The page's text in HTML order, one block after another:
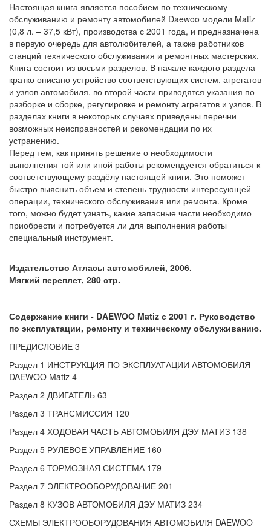
Настоящая книга является пособием по техническому
обслуживанию и ремонту автомобилей Daewoo модели Matiz
(0,8 л. – 37,5 кВт), производства с 2001 года, и предназначена
в первую очередь для автолюбителей, а также работников
станций технического обслуживания и ремонтных мастерских.
Книга состоит из восьми разделов. В начале каждого раздела
кратко описано устройство соответствующих систем, агрегатов
и узлов автомобиля, во второй части приводятся указания по
разборке и сборке, регулировке и ремонту агрегатов и узлов. В
разделах книги в некоторых случаях приведены перечни
возможных неисправностей и рекомендации по их
устранению.
Перед тем, как принять решение о необходимости
выполнения той или иной работы рекомендуется обратиться к
соответствующему раздёлу настоящей книги. Это поможет
быстро выяснить объем и степень трудности интересующей
операции, технического обслуживания или ремонта. Кроме
того, можно будет узнать, какие запасные части необходимо
приобрести и потребуется ли для выполнения работы
специальный инструмент.
Издательство Атласы автомобилей, 2006.
Мягкий переплет, 280 стр.
Содержание книги - DAEWOO Matiz с 2001 г. Руководство
по эксплуатации, ремонту и техническому обслуживанию.
ПРЕДИСЛОВИЕ 3
Раздел 1 ИНСТРУКЦИЯ ПО ЭКСПЛУАТАЦИИ АВТОМОБИЛЯ
DAEWOO Matiz 4
Раздел 2 ДВИГАТЕЛЬ 63
Раздел 3 ТРАНСМИССИЯ 120
Раздел 4 ХОДОВАЯ ЧАСТЬ АВТОМОБИЛЯ ДЭУ МАТИЗ 138
Раздел 5 РУЛЕВОЕ УПРАВЛЕНИЕ 160
Раздел 6 ТОРМОЗНАЯ СИСТЕМА 179
Раздел 7 ЭЛЕКТРООБОРУДОВАНИЕ 201
Раздел 8 КУЗОВ АВТОМОБИЛЯ ДЭУ МАТИЗ 234
СХЕМЫ ЭЛЕКТРООБОРУДОВАНИЯ АВТОМОБИЛЯ DAEWOO